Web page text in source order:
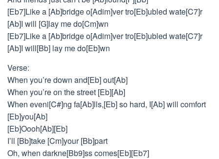
[Eb7]Like a [Ab]bridge o[Adim]ver tro[Eb]ubled wate[C7]r
[Ab]I will [G]lay me do[Cm]wn
[Eb7]Like a [Ab]bridge o[Adim]ver tro[Eb]ubled wate[C7]r
[Ab]I will[Bb] lay me do[Eb]wn
Verse:
When you’re down and[Eb] out[Ab]
When you’re on the street [Eb][Ab]
When eveni[C#]ng fa[Ab]lls,[Eb] so hard, I[Ab] will comfort
[Eb]you[Ab]
[Eb]Oooh[Ab][Eb]
I’ll [Bb]take [Cm]your [Bb]part
Oh, when darkne[Bb9]ss comes[Eb][Eb7]